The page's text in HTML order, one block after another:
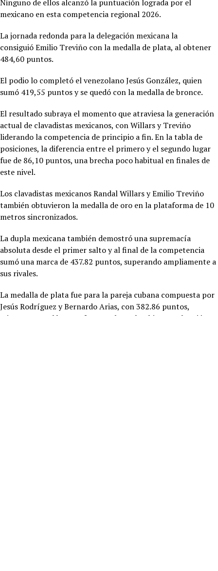
Ninguno de ellos alcanzó la puntuación lograda por el
mexicano en esta competencia regional 2026.
La jornada redonda para la delegación mexicana la
consiguióEmilio Treviño con la medalla de plata, al obtener
484,60 puntos.
El podio lo completó el venezolano Jesús González, quien
sumó 419,55 puntos y se quedó con la medalla de bronce.
El resultado subraya el momento que atraviesa la generación
actual de clavadistas mexicanos, con Willars y Treviño
liderando la competencia de principio a fin. En la tabla de
posiciones, la diferencia entre el primero y el segundo lugar
fue de 86,10 puntos, una brecha poco habitual en finales de
este nivel.
Los clavadistas mexicanos Randal Willars y Emilio Treviño
también obtuvieron la medalla de oro en la plataforma de 10
metros sincronizados.
La dupla mexicana también demostró una supremacía
absoluta desde el primer salto y al final de la competencia
sumó una marca de 437.82 puntos, superando ampliamente a
sus rivales.
La medalla de plata fue para la pareja cubana compuesta por
Jesús Rodríguez y Bernardo Arias, con 382.86 puntos,
mientras que el bronce fue para los colombianos Sebastián